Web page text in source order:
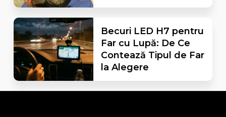
Becuri LED H7 pentru
Far cu Lupă: De Ce
Contează Tipul de Far
la Alegere